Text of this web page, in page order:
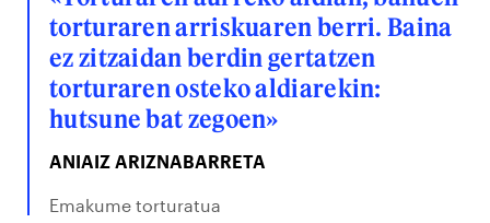
torturaren arriskuaren berri. Baina
ez zitzaidan berdin gertatzen
torturaren osteko aldiarekin:
hutsune bat zegoen»
ANIAIZ ARIZNABARRETA
Emakume torturatua